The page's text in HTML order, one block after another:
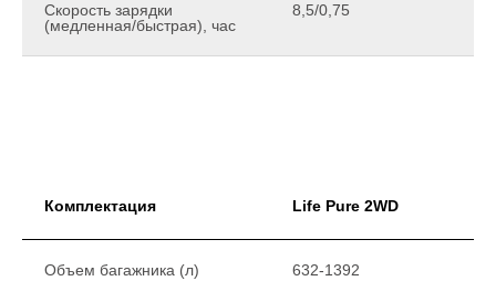
Скорость зарядки
(медленная/быстрая), час
8,5/0,75
Комплектация Life Pure 2WD
Объем багажника (л) 632-1392